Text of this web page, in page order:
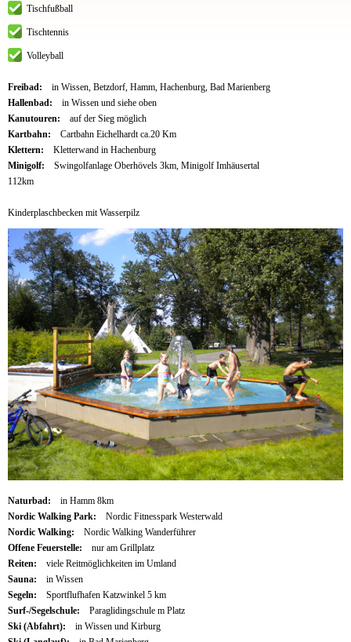
Tischfußball
Tischtennis
Volleyball
Freibad:
in Wissen, Betzdorf, Hamm, Hachenburg, Bad Marienberg
Hallenbad:
in Wissen und siehe oben
Kanutouren:
auf der Sieg möglich
Kartbahn:
Cartbahn Eichelhardt ca.20 Km
Klettern:
Kletterwand in Hachenburg
Minigolf:
Swingolfanlage Oberhövels 3km, Minigolf Imhäusertal
112km
Kinderplaschbecken mit Wasserpilz
Naturbad:
in Hamm 8km
Nordic Walking Park:
Nordic Fitnesspark Westerwald
Nordic Walking:
Nordic Walking Wanderführer
Offene Feuerstelle:
nur am Grillplatz
Reiten:
viele Reitmöglichkeiten im Umland
Sauna:
in Wissen
Segeln:
Sportflufhafen Katzwinkel 5 km
Surf-/Segelschule:
Paraglidingschule m Platz
Ski (Abfahrt):
in Wissen und Kirburg